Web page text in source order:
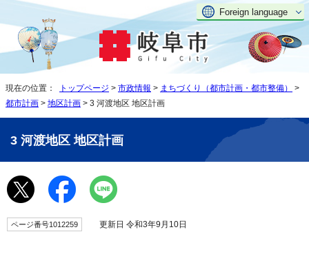
Foreign language
現在の位置： トップページ > 市政情報 > まちづくり（都市計画・都市整備）
>
都市計画 > 地区計画 > 3 河渡地区 地区計画
3 河渡地区 地区計画
ページ番号1012259 更新日 令和3年9月10日